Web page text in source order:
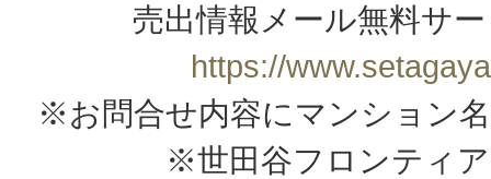
売出情報メール無料サ
https://
※お問合せ内容にマンション
※世田谷フロンティ